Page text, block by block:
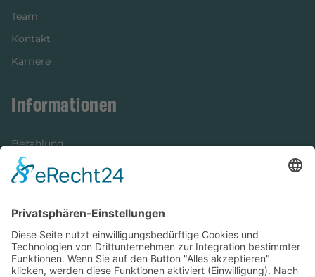
Team
Kontakt
Karriere
Informationen
Bezahlung
Newsletter
Versandinformationen
Verfügbarkeit/Verträglichkeit
Rechtliches